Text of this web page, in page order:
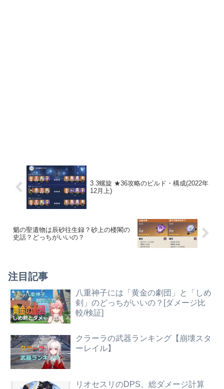
3.3螺旋 ★36攻略のビルド・構成(2022年
12月上)
魈の聖遺物は辰砂往生録？砂上の楼閣の
史話？どっちがいいの？
注目記事
八重神子には「黄金の劇団」と「しめ
剣」のどっちがいいの？[ダメージ比
較/検証]
クラーラの武器ランキング【崩壊スタ
ーレイル】
リオセスリのDPS、総ダメージ計算